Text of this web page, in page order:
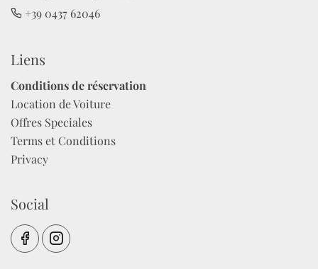
+39 0437 62046
Liens
Conditions de réservation
Location de Voiture
Offres Speciales
Terms et Conditions
Privacy
Social